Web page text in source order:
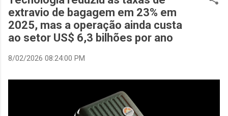
extravio de bagagem em 23% em
2025, mas a operação ainda custa
ao setor US$ 6,3 bilhões por ano
8/02/2026 08:24:00 PM